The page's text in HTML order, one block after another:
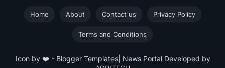
Icon by ❤️ - Blogger Templates| News Portal Developed by
Home About Contact us Privacy Policy
Terms and Conditions